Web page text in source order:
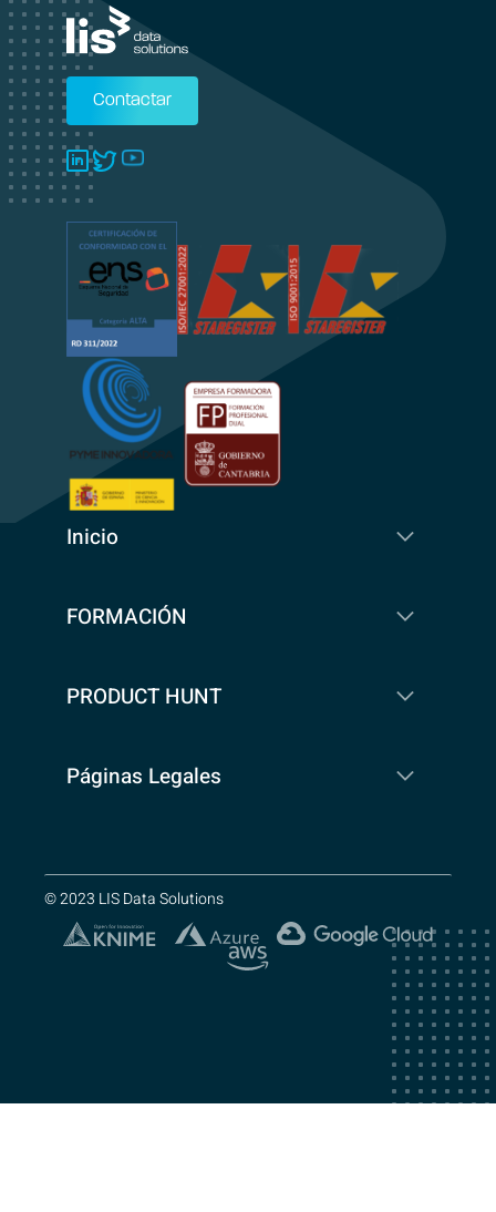
Contactar
Inicio
FORMACIÓN
PRODUCT HUNT
Páginas Legales
© 2023 LIS Data Solutions